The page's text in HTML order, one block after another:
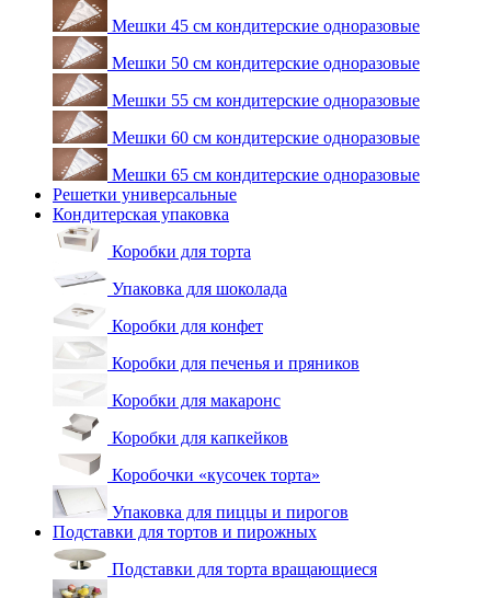
Мешки 45 см кондитерские одноразовые
Мешки 50 см кондитерские одноразовые
Мешки 55 см кондитерские одноразовые
Мешки 60 см кондитерские одноразовые
Мешки 65 см кондитерские одноразовые
Решетки универсальные
Кондитерская упаковка
Коробки для торта
Упаковка для шоколада
Коробки для конфет
Коробки для печенья и пряников
Коробки для макаронс
Коробки для капкейков
Коробочки «кусочек торта»
Упаковка для пиццы и пирогов
Подставки для тортов и пирожных
Подставки для торта вращающиеся